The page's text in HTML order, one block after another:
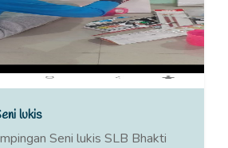
lukis
Seni lukis SLB Bhakti